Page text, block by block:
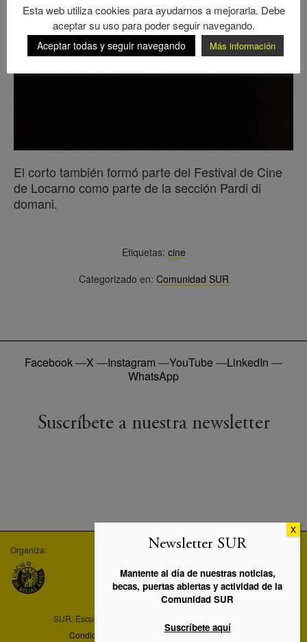
El corto también formó parte del Festival de Cine
de Locarno como parte de la sección Pardi di
domani.
Etiquetas: cine
Categorizado en: Comunidad SUR
Facebook —X —Instagram —YouTube —LinkedIn —
WhatsApp
Suscríbete a nuestra newsletter
Organiza: Empresa asociada: Máster UC3M-SUR:
SUR. Escuela de artes y profesiones artísticas © 2026
Condiciones legales
Política de privacidad
Esta web utiliza cookies para ayudarnos a mejorarla. Debe
aceptar su uso para poder seguir navegando.
Aceptar todas y seguir navegando Más información
Newsletter SUR
Mantente al día de nuestras noticias,
becas, puertas abiertas y actividad de la
Comunidad SUR
Suscríbete aquí